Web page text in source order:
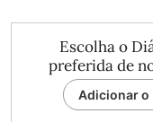
Escolha o
preferida de
Adicionar o